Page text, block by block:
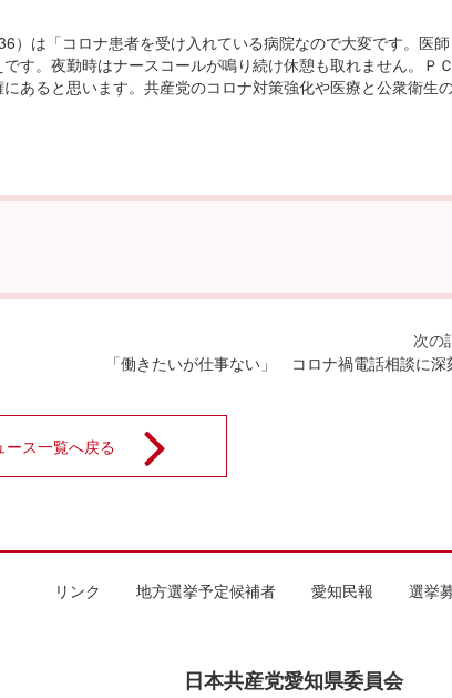
は「コロナ患者を受け入れている病院なので大変です。医師
す。夜勤時はナースコールが鳴り続け休憩も取れません。Ｐ
あると思います。共産党のコロナ対策強化や医療と公衆衛生
「働きたいが仕事ない」 コロナ禍電話相談に深
ース一覧へ戻る
リンク 地方選挙予定候補者 愛知民報 選挙
日本共産党愛知県委員会